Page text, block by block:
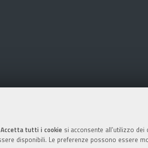
Accetta tutti i cookiesi acconsente all’utilizzo dei
disponibili. Le preferenze possono essere